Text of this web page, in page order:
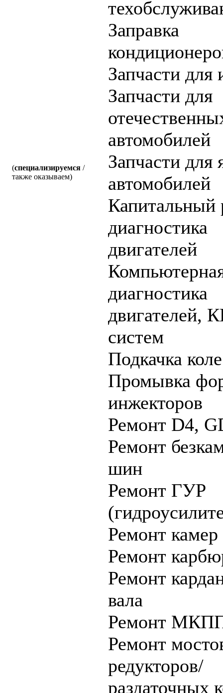
(специализируемся /
также оказываем)
Заправка
Запчасти для
Запчасти для
автомобилей
Запчасти для
автомобилей
Капитальный
диагностика
двигателей
диагностика
двигателей,
систем
Подкачка
Промывка
инжекторов
Ремонт D4,
Ремонт
шин
Ремонт ГУР
Ремонт камер
Ремонт
Ремонт
вала
Ремонт
Ремонт
редукторов/
раздаточных